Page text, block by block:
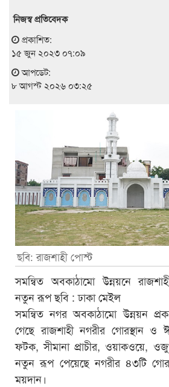
নিজস্ব প্রতিবেদক
প্রকাশিত:
১৫ জুন ২০২৩ ০৭:০৯
আপডেট:
৮ আগস্ট ২০২৬ ০৩:২৫
ছবি: রাজশাহী পোস্ট
সমন্বিত অবকাঠামো উন্নয়নে
নতুন রূপ ছবি : ঢাকা মেইল
সমন্বিত নগর অবকাঠামো উন্নয়ন
গেছে রাজশাহী নগরীর গোরস্থান ও
ফটক, সীমানা প্রাচীর, ওয়াকওয়ে,
নতুন রূপ পেয়েছে নগরীর ৪৩টি
ময়দান।